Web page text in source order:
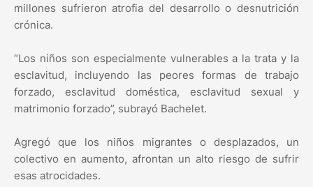
millones sufrieron atrofia del desarrollo o desnutrición
crónica.
“Los niños son especialmente vulnerables a la trata y la
esclavitud, incluyendo las peores formas de trabajo
forzado, esclavitud doméstica, esclavitud sexual y
matrimonio forzado”, subrayó Bachelet.
Agregó que los niños migrantes o desplazados, un
colectivo en aumento, afrontan un alto riesgo de sufrir
esas atrocidades.